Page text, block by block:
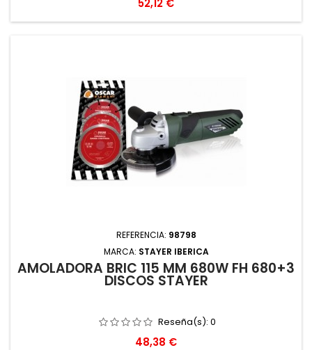
52,12 €
REFERENCIA: 98798
MARCA: STAYER IBERICA
AMOLADORA BRIC 115 MM 680W FH 680+3
DISCOS STAYER
Reseña(s): 0
Precio
48,38 €